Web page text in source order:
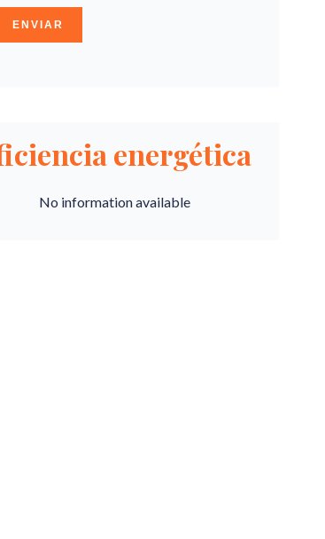
ENVIAR
energética
No information available